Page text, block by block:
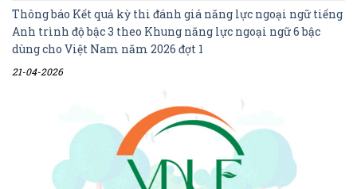
Thông báo Kết quả kỳ thi đánh giá năng lực ngoại ngữ tiếng
Anh trình độ bậc 3 theo Khung năng lực ngoại ngữ 6 bậc
dùng cho Việt Nam năm 2026 đợt 1
21-04-2026